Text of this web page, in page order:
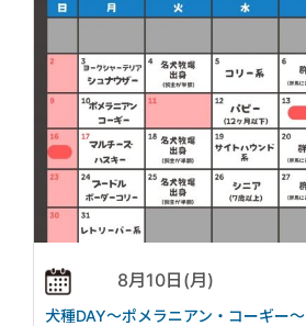
8月10日(月)
犬種DAY～ポメラニアン・コーギー～